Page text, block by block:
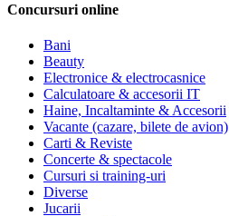
Concursuri online
Bani
Beauty
Electronice & electrocasnice
Calculatoare & accesorii IT
Haine, Incaltaminte & Accesorii
Vacante (cazare, bilete de avion)
Carti & Reviste
Concerte & spectacole
Cursuri si training-uri
Diverse
Jucarii